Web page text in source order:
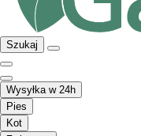
Szukaj
Wysyłka w 24h
Pies
Kot